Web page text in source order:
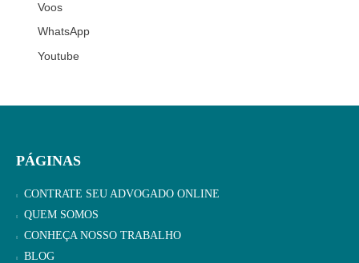
Voos
WhatsApp
Youtube
PÁGINAS
CONTRATE SEU ADVOGADO ONLINE
QUEM SOMOS
CONHEÇA NOSSO TRABALHO
BLOG